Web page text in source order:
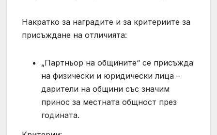
Накратко за наградите и за критериите за
присъждане на отличията:
„Партньор на общините“ се присъжда
на физически и юридически лица –
дарители на общини със значим
принос за местната общност през
годината.